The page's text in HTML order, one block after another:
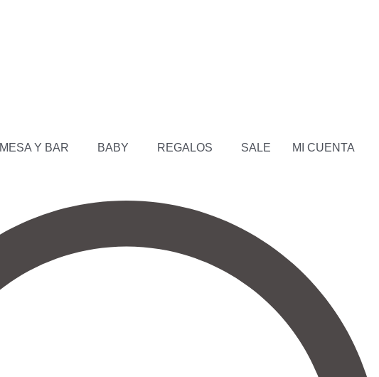
MESA Y BAR BABY REGALOS SALE MI CUENTA